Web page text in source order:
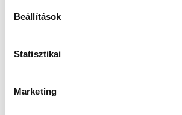
Beállítások
Statisztikai
Marketing